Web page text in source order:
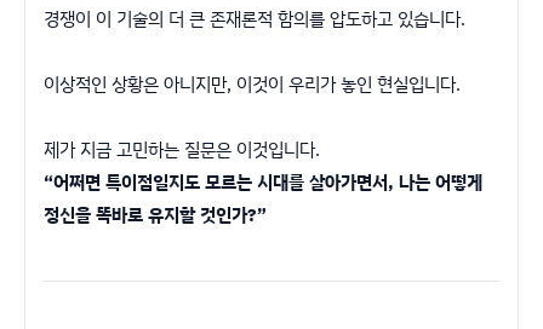
경쟁이 이 기술의 더 큰 존재론적 함의를 압도하고 있습니다.
이상적인 상황은 아니지만, 이것이 우리가 놓인 현실입니다.
제가 지금 고민하는 질문은 이것입니다.
“어쩌면 특이점일지도 모르는 시대를 살아가면서, 나는 어떻게
정신을 똑바로 유지할 것인가?”